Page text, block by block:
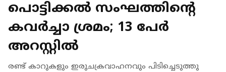
പൊട്ടിക്കല്‍ സംഘത്തിന്റെ
കവര്‍ച്ചാ ശ്രമം; 13 പേർ
അറസ്റ്റിൽ
രണ്ട് കാറുകളും ഇരുചക്രവാഹനവും പിടിച്ചെടുത്തു